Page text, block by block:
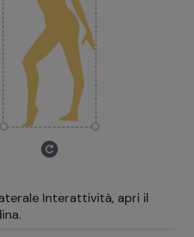
Interattività, apri il